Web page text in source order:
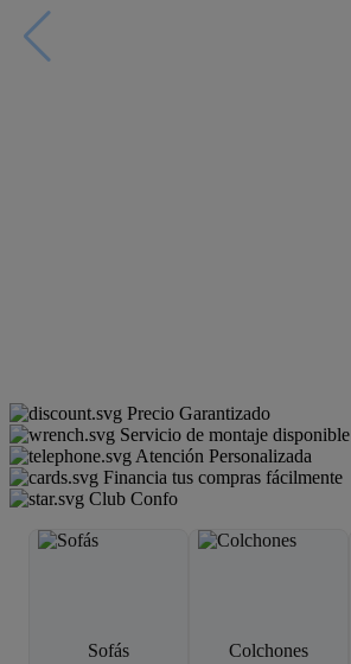
Precio Garantizado
Servicio de montaje disponible
Atención Personalizada
Financia tus compras fácilmente
Club Confo
Sofás Colchones